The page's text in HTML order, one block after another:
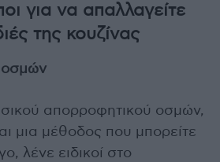
για να απαλλαγείτε
της κουζίνας
οσμών
απορροφητικού οσμών,
μια μέθοδος που μπορείτε
λένε ειδικοί στο